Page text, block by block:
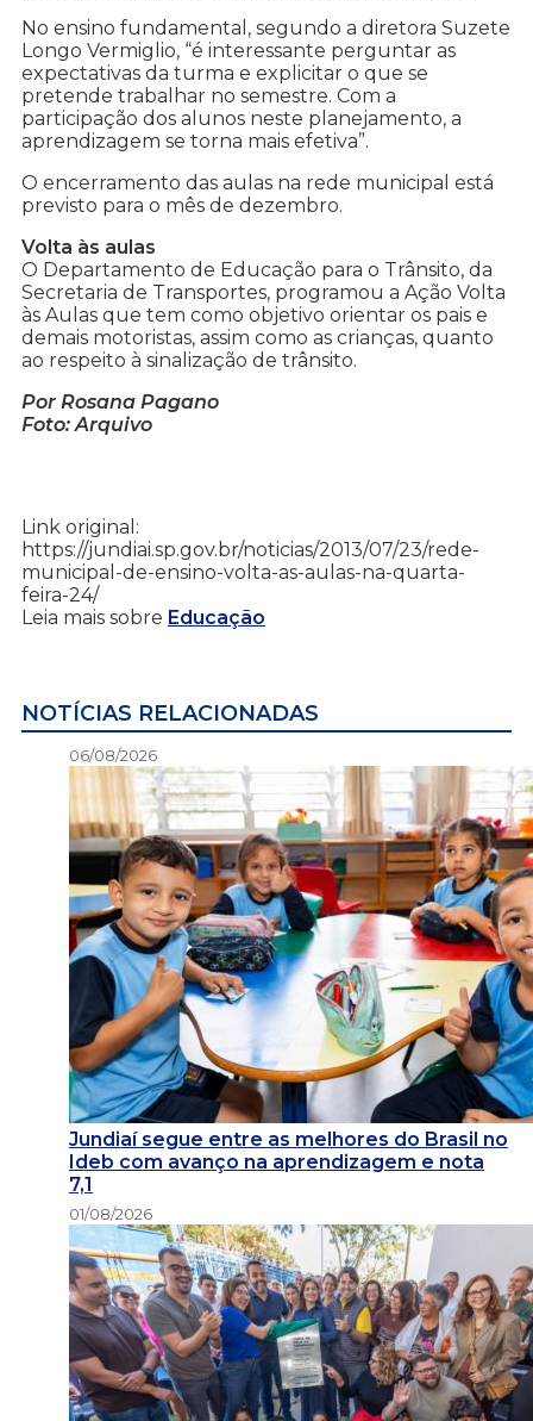
No ensino fundamental, segundo a diretora Suzete
Longo Vermiglio, “é interessante perguntar as
expectativas da turma e explicitar o que se
pretende trabalhar no semestre. Com a
participação dos alunos neste planejamento, a
aprendizagem se torna mais efetiva”.
O encerramento das aulas na rede municipal está
previsto para o mês de dezembro.
Volta às aulas
O Departamento de Educação para o Trânsito, da
Secretaria de Transportes, programou a Ação Volta
às Aulas que tem como objetivo orientar os pais e
demais motoristas, assim como as crianças, quanto
ao respeito à sinalização de trânsito.
Por Rosana Pagano
Foto: Arquivo
Link original:
https://jundiai.sp.gov.br/noticias/2013/07/23/rede-
municipal-de-ensino-volta-as-aulas-na-quarta-
feira-24/
Leia mais sobre Educação
NOTÍCIAS RELACIONADAS
06/08/2026
Jundiaí segue entre as melhores do Brasil no
Ideb com avanço na aprendizagem e nota
7,1
01/08/2026